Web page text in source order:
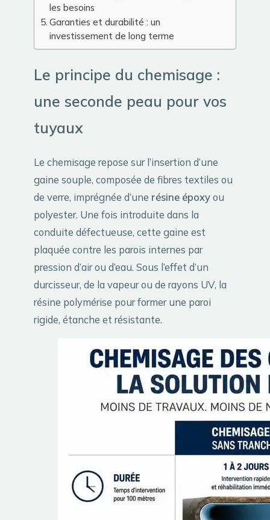
les besoins
Garanties et durabilité : un
investissement de long terme
Le principe du chemisage :
une seconde peau pour vos
tuyaux
Le chemisage repose sur l’insertion d’une
gaine souple, composée de fibres textiles ou
de verre, imprégnée d’une résine époxyou
polyester. Une fois introduite dans la
conduite défectueuse, cette gaine est
plaquée contre les parois internes par
pression d’air ou d’eau. Sous l’effet d’un
durcisseur, de la vapeur ou de rayons UV, la
résine polymérise pour former une paroi
rigide, étanche et résistante.